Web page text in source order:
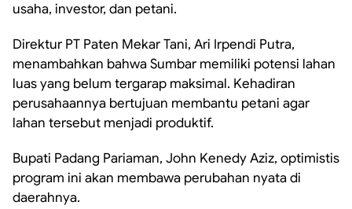
usaha, investor, dan petani.
Direktur PT Paten Mekar Tani, Ari Irpendi Putra,
menambahkan bahwa Sumbar memiliki potensi lahan
luas yang belum tergarap maksimal. Kehadiran
perusahaannya bertujuan membantu petani agar
lahan tersebut menjadi produktif.
Bupati Padang Pariaman, John Kenedy Aziz, optimistis
program ini akan membawa perubahan nyata di
daerahnya.